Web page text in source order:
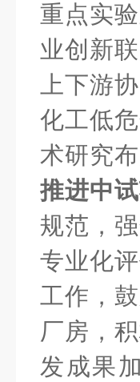
重点实
业创新
上下游
化工低
术研究
推进中
规范，
专业化
工作，
厂房，
发成果